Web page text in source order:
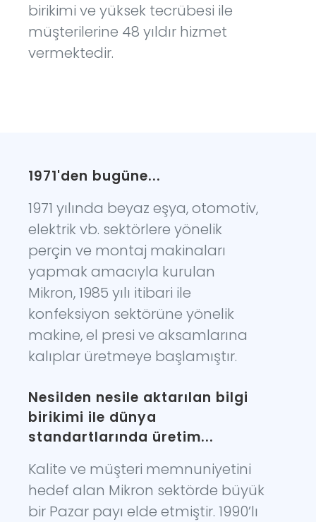
birikimi ve yüksek tecrübesi ile
müşterilerine 48 yıldır hizmet
vermektedir.
1971'den bugüne...
1971 yılında beyaz eşya, otomotiv,
elektrik vb. sektörlere yönelik
perçin ve montaj makinaları
yapmak amacıyla kurulan
Mikron, 1985 yılı itibari ile
konfeksiyon sektörüne yönelik
makine, el presi ve aksamlarına
kalıplar üretmeye başlamıştır.
Nesilden nesile aktarılan bilgi
birikimi ile dünya
standartlarında üretim...
Kalite ve müşteri memnuniyetini
hedef alan Mikron sektörde büyük
bir Pazar payı elde etmiştir. 1990’lı